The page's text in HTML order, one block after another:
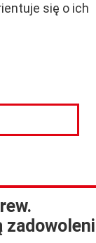
się o ich
zadowoleni